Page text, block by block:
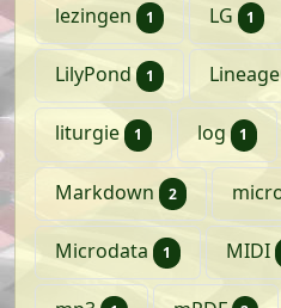
lezingen 1 artikelLG 1
LilyPond 1 artikel
liturgie 1 artikellog 1
Markdown 2 artikelen
Microdata 1 artikelMIDI